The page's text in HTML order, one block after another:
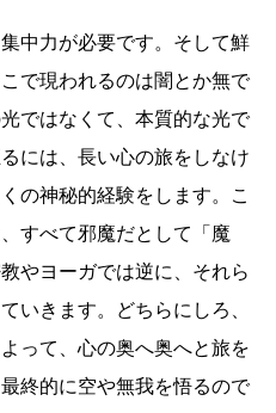
中力が必要です。そして鮮
で現われるのは闇とか無で
ではなくて、本質的な光で
には、長い心の旅をしなけ
の神秘的経験をします。こ
すべて邪魔だとして「魔
やヨーガでは逆に、それら
いきます。どちらにしろ、
って、心の奥へ奥へと旅を
終的に空や無我を悟るので